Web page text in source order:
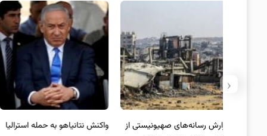
واکنش نتانیاهو به حمله استرالیا
حماس ترور فرمانده ارشد
‹